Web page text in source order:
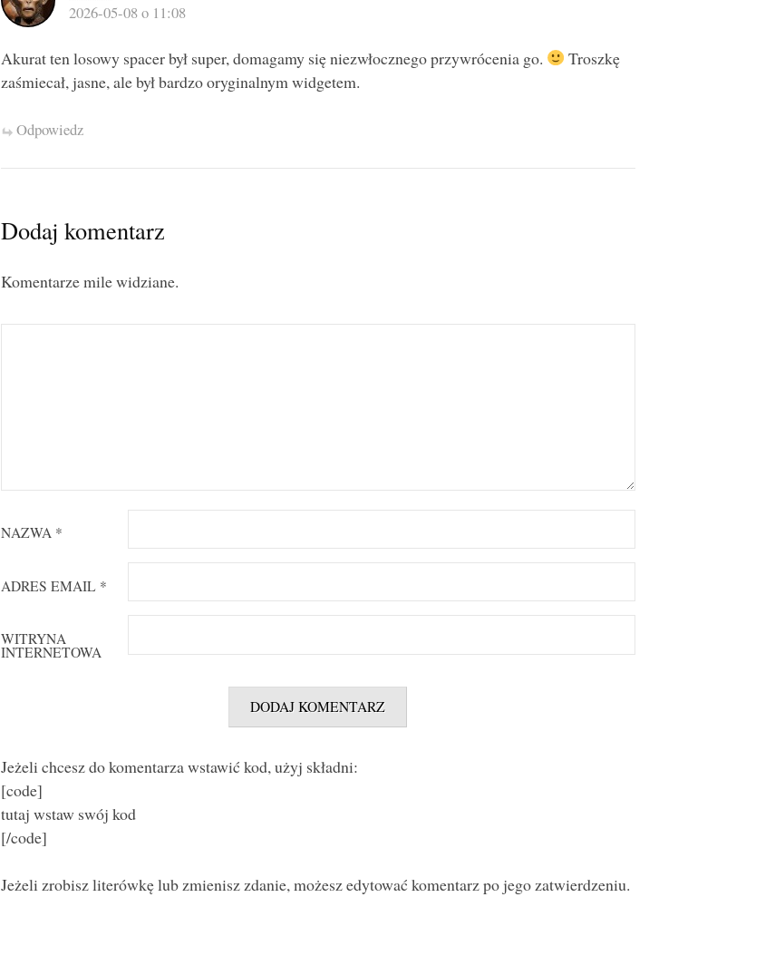
2026-05-08 o 11:08
Akurat ten losowy spacer był super, domagamy się niezwłocznego przywrócenia go.
Troszkę
zaśmiecał, jasne, ale był bardzo oryginalnym widgetem.
Odpowiedz
Dodaj komentarz
Komentarze mile widziane.
NAZWA *
ADRES EMAIL *
WITRYNA
INTERNETOWA
Jeżeli chcesz do komentarza wstawić kod, użyj składni:
[code]
tutaj wstaw swój kod
[/code]
Jeżeli zrobisz literówkę lub zmienisz zdanie, możesz edytować komentarz po jego zatwierdzeniu.